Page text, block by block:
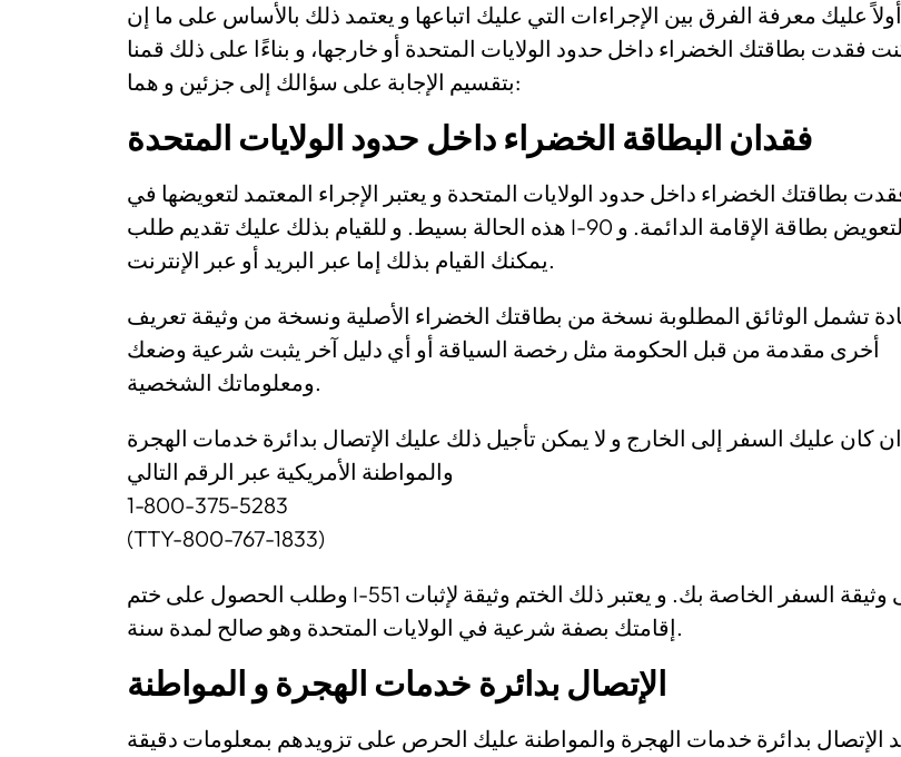
أولاً عليك معرفة الفرق بين الإجراءات التي عليك اتباعها و يعتمد ذلك بالأساس على ما إن
فقدت بطاقتك الخضراء داخل حدود الولايات المتحدة أو خارجها، و بناءًا على ذلك قمنا
بتقسيم الإجابة على سؤالك إلى جزئين و هما:
فقدان البطاقة الخضراء داخل حدود الولايات المتحدة
بطاقتك الخضراء داخل حدود الولايات المتحدة و يعتبر الإجراء المعتمد لتعويضها في
هذه الحالة بسيط. و للقيام بذلك عليك تقديم طلب I-90 لتعويض بطاقة الإقامة الدائمة. و
يمكنك القيام بذلك إما عبر البريد أو عبر الإنترنت.
تشمل الوثائق المطلوبة نسخة من بطاقتك الخضراء الأصلية ونسخة من وثيقة تعريف
أخرى مقدمة من قبل الحكومة مثل رخصة السياقة أو أي دليل آخر يثبت شرعية وضعك
ومعلوماتك الشخصية.
ان كان عليك السفر إلى الخارج و لا يمكن تأجيل ذلك عليك الإتصال بدائرة خدمات الهجرة
والمواطنة الأمريكية عبر الرقم التالي
1-800-375-5283
(TTY-800-767-1833)
وطلب الحصول على ختم I-551 على وثيقة السفر الخاصة بك. و يعتبر ذلك الختم وثيقة لإثبات
إقامتك بصفة شرعية في الولايات المتحدة وهو صالح لمدة سنة.
الإتصال بدائرة خدمات الهجرة و المواطنة
الإتصال بدائرة خدمات الهجرة والمواطنة عليك الحرص على تزويدهم بمعلومات دقيقة